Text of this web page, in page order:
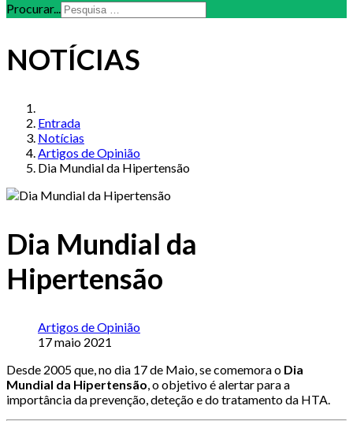
Procurar...
NOTÍCIAS
Entrada
Notícias
Artigos de Opinião
Dia Mundial da Hipertensão
Dia Mundial da
Hipertensão
Artigos de Opinião
17 maio 2021
Desde 2005 que, no dia 17 de Maio, se comemora o Dia
Mundial da Hipertensão , o objetivo é alertar para a
importância da prevenção, deteção e do tratamento da HTA.